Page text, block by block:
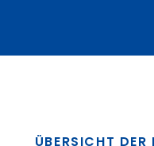
ÜBERSICHT DER